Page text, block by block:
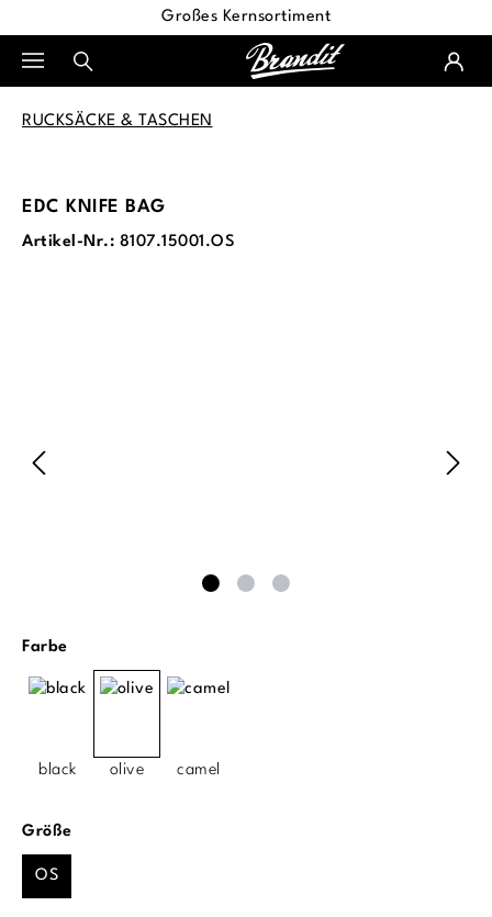
Großes Kernsortiment
RUCKSÄCKE & TASCHEN
EDC KNIFE BAG
Artikel-Nr.: 8107.15001.OS
Farbeauswählen
black olive camel
Größeauswählen
OS